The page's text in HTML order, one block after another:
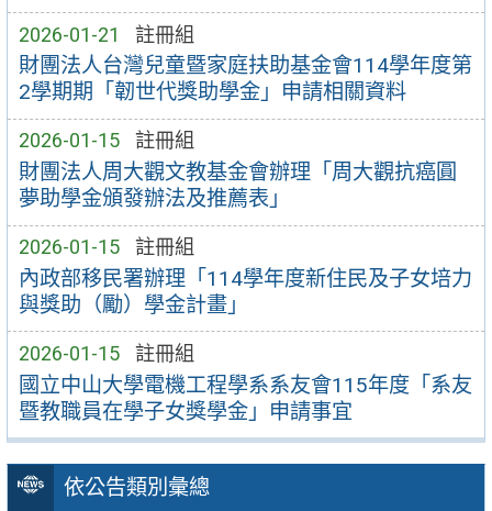
2026-01-21 註冊組
財團法人台灣兒童暨家庭扶助基金會114學年度第
2學期期「韌世代獎助學金」申請相關資料
2026-01-15 註冊組
財團法人周大觀文教基金會辦理「周大觀抗癌圓
夢助學金頒發辦法及推薦表」
2026-01-15 註冊組
內政部移民署辦理「114學年度新住民及子女培力
與獎助（勵）學金計畫」
2026-01-15 註冊組
國立中山大學電機工程學系系友會115年度「系友
暨教職員在學子女獎學金」申請事宜
依公告類別彙總